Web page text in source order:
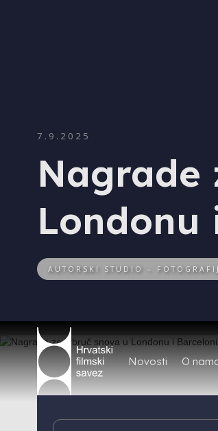
7.9.2025
Nagrade
Londonu
AUTORSKI STUDIO –
Novosti O